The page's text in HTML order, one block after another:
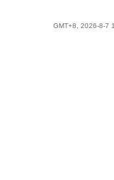
GMT+8, 2026-8-7